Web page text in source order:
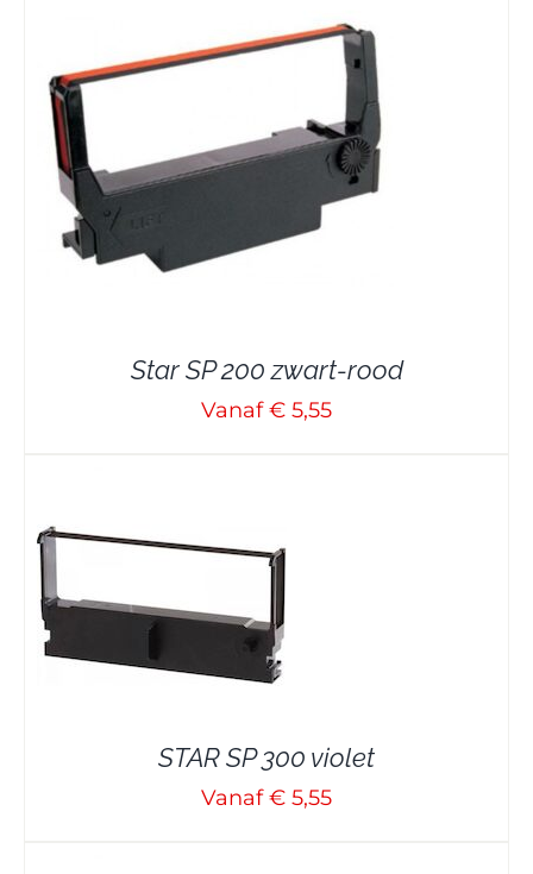
Star SP 200 zwart-rood
Vanaf € 5,55
STAR SP 300 violet
Vanaf € 5,55